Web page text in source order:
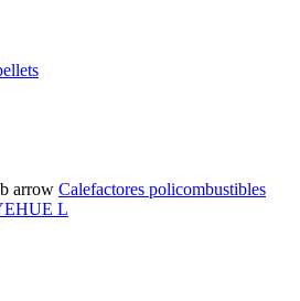
Calefactores policombustibles
L